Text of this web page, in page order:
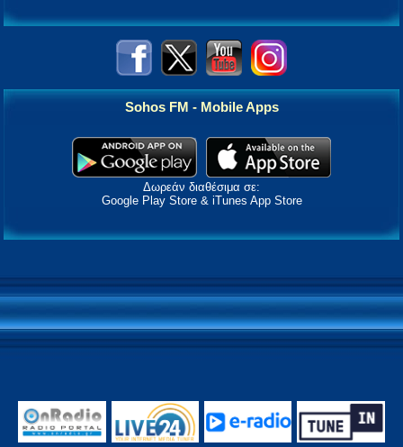
Sohos FM - Mobile Apps
Δωρεάν διαθέσιμα σε:
Google Play Store & iTunes App Store